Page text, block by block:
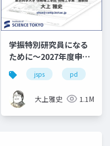
学振特別研究員になる
ために～2027年度申請
版
jsps pd
大上雅史 1.1M